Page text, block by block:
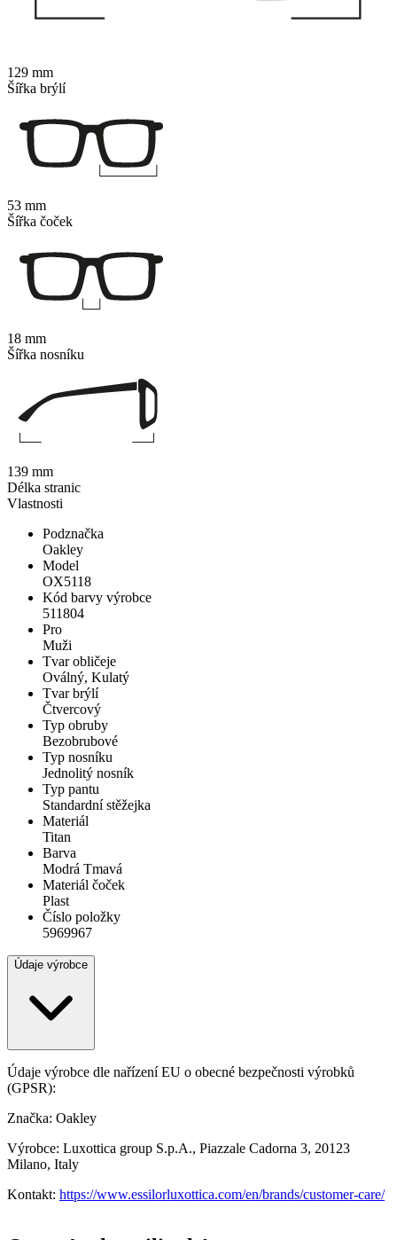
Vlastnosti
Podznačka
Oakley
Model
OX5118
Kód barvy výrobce
511804
Pro
Muži
Tvar obličeje
Oválný, Kulatý
Tvar brýlí
Čtvercový
Typ obruby
Bezobrubové
Typ nosníku
Jednolitý nosník
Typ pantu
Standardní stěžejka
Materiál
Titan
Barva
Modrá Tmavá
Materiál čoček
Plast
Číslo položky
5969967
Údaje výrobce
Údaje výrobce dle nařízení EU o obecné bezpečnosti výrobků
(GPSR):
Značka: Oakley
Výrobce: Luxottica group S.p.A., Piazzale Cadorna 3, 20123
Milano, Italy
Kontakt: https://www.essilorluxottica.com/en/brands/customer-care/
129 mm
Šířka brýlí
53 mm
Šířka čoček
18 mm
Šířka nosníku
139 mm
Délka stranic